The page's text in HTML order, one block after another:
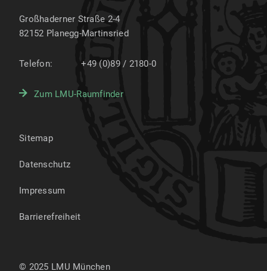
Großhaderner Straße 2-4
82152 Planegg-Martinsried
Telefon: +49 (0)89 / 2180-0
Zum LMU-Raumfinder
Sitemap
Datenschutz
Impressum
Barrierefreiheit
© 2025 LMU München